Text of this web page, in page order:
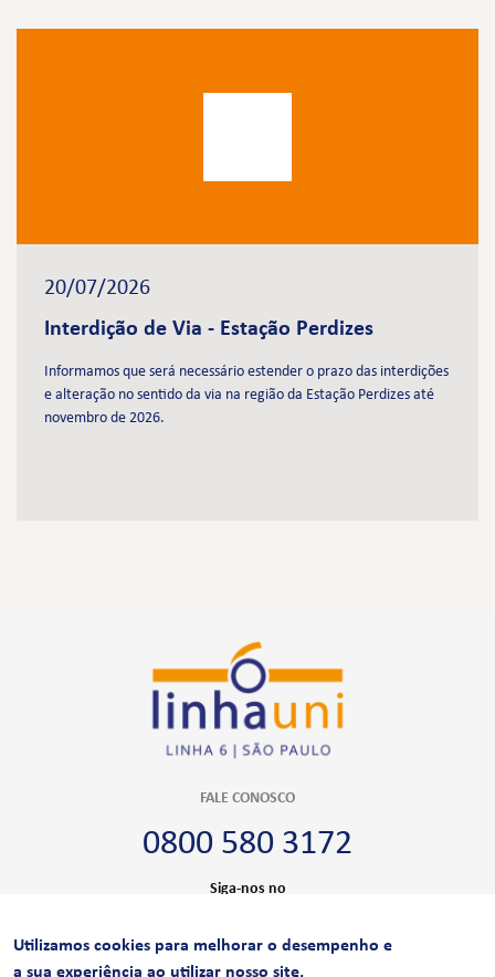
20/07/2026
Interdição de Via - Estação Perdizes
Informamos que será necessário estender o prazo das interdições
e alteração no sentido da via na região da Estação Perdizes até
novembro de 2026.
FALE CONOSCO
0800 580 3172
Siga-nos no
CERTIFICAÇÕES
Utilizamos cookies para melhorar o desempenho e
a sua experiência ao utilizar nosso site.